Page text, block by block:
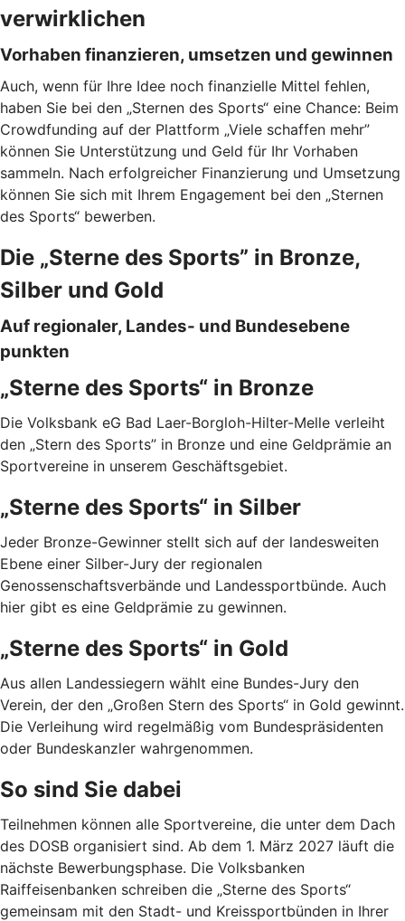
verwirklichen
Vorhaben finanzieren, umsetzen und gewinnen
Auch, wenn für Ihre Idee noch finanzielle Mittel fehlen,
haben Sie bei den „Sternen des Sports“ eine Chance: Beim
Crowdfunding auf der Plattform „Viele schaffen mehr”
können Sie Unterstützung und Geld für Ihr Vorhaben
sammeln. Nach erfolgreicher Finanzierung und Umsetzung
können Sie sich mit Ihrem Engagement bei den „Sternen
des Sports“ bewerben.
Die „Sterne des Sports” in Bronze,
Silber und Gold
Auf regionaler, Landes- und Bundesebene
punkten
„Sterne des Sports“ in Bronze
Die Volksbank eG Bad Laer-Borgloh-Hilter-Melle verleiht
den „Stern des Sports” in Bronze und eine Geldprämie an
Sportvereine in unserem Geschäftsgebiet.
„Sterne des Sports“ in Silber
Jeder Bronze-Gewinner stellt sich auf der landesweiten
Ebene einer Silber-Jury der regionalen
Genossenschaftsverbände und Landessportbünde. Auch
hier gibt es eine Geldprämie zu gewinnen.
„Sterne des Sports“ in Gold
Aus allen Landessiegern wählt eine Bundes-Jury den
Verein, der den „Großen Stern des Sports“ in Gold gewinnt.
Die Verleihung wird regelmäßig vom Bundespräsidenten
oder Bundeskanzler wahrgenommen.
So sind Sie dabei
Teilnehmen können alle Sportvereine, die unter dem Dach
des DOSB organisiert sind. Ab dem 1. März 2027 läuft die
nächste Bewerbungsphase. Die Volksbanken
Raiffeisenbanken schreiben die „Sterne des Sports“
gemeinsam mit den Stadt- und Kreissportbünden in Ihrer